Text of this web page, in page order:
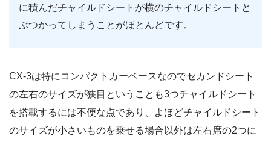
に積んだチャイルドシートが横のチャイルドシートと
ぶつかってしまうことがほとんどです。
CX-3は特にコンパクトカーベースなのでセカンドシート
の左右のサイズが狭目ということも3つチャイルドシート
を搭載するには不便な点であり、よほどチャイルドシート
のサイズが小さいものを乗せる場合以外は左右席の2つに